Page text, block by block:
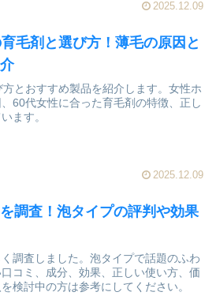
2025.12.09
毛剤と選び方！薄毛の原因と
とおすすめ製品を紹介します。女性ホ
60代女性に合った育毛剤の特徴、正し
ます。
2025.12.09
調査！泡タイプの評判や効果
調査しました。泡タイプで話題のふわ
コミ、成分、効果、正しい使い方、価
検討中の方は参考にしてください。